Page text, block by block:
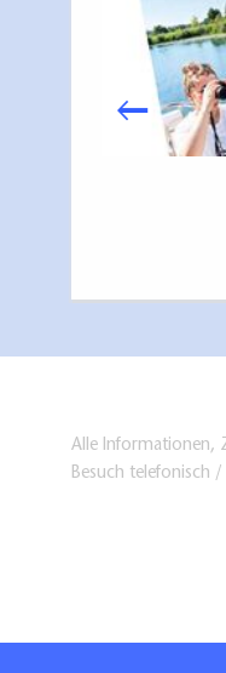
Alle Informationen,
Besuch telefonisch